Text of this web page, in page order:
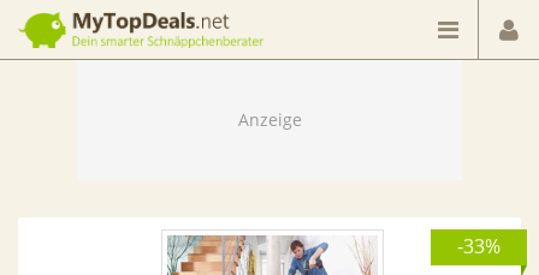
Dein smarter Schnäppchenberater
-33%